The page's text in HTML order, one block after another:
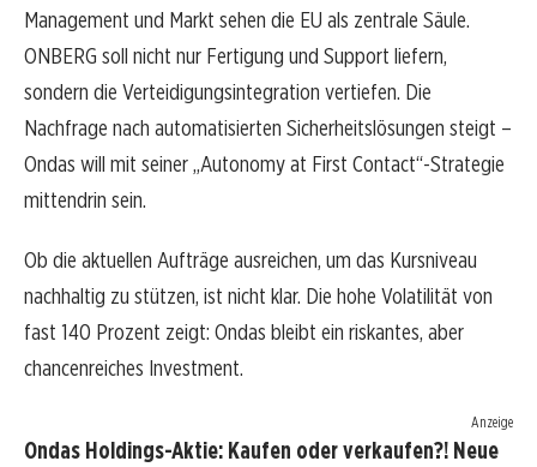
Management und Markt sehen die EU als zentrale Säule.
ONBERG soll nicht nur Fertigung und Support liefern,
sondern die Verteidigungsintegration vertiefen. Die
Nachfrage nach automatisierten Sicherheitslösungen steigt –
Ondas will mit seiner „Autonomy at First Contact“-Strategie
mittendrin sein.
Ob die aktuellen Aufträge ausreichen, um das Kursniveau
nachhaltig zu stützen, ist nicht klar. Die hohe Volatilität von
fast 140 Prozent zeigt: Ondas bleibt ein riskantes, aber
chancenreiches Investment.
Anzeige
Ondas Holdings-Aktie: Kaufen oder verkaufen?! Neue